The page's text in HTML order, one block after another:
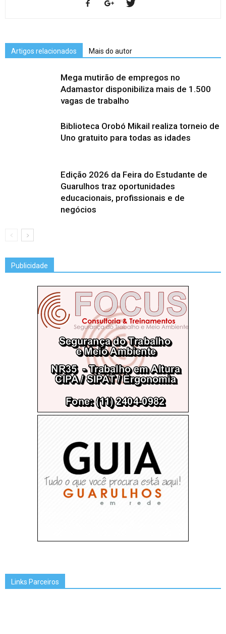
Artigos relacionados Mais do autor
Mega mutirão de empregos no
Adamastor disponibiliza mais de 1.500
vagas de trabalho
Biblioteca Orobó Mikail realiza torneio de
Uno gratuito para todas as idades
Edição 2026 da Feira do Estudante de
Guarulhos traz oportunidades
educacionais, profissionais e de
negócios
Publicidade
Links Parceiros